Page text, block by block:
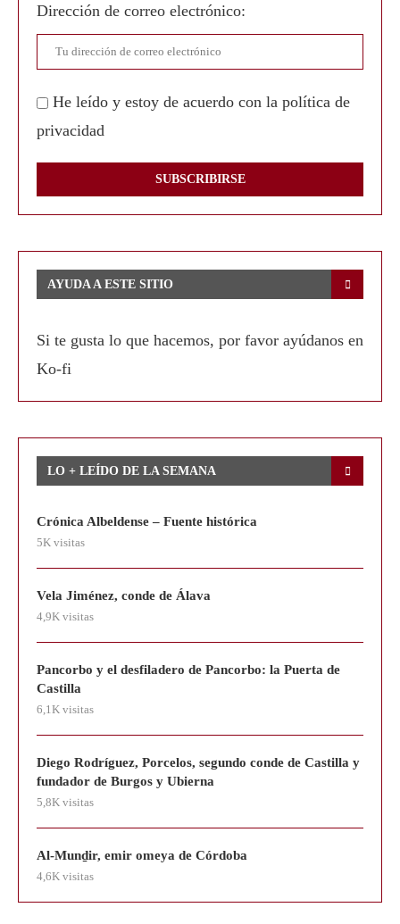
Dirección de correo electrónico:
He leído y estoy de acuerdo con la política de
privacidad
AYUDA A ESTE SITIO
Si te gusta lo que hacemos, por favor ayúdanos en
Ko-fi
LO + LEÍDO DE LA SEMANA
Crónica Albeldense – Fuente histórica
5K visitas
Vela Jiménez, conde de Álava
4,9K visitas
Pancorbo y el desfiladero de Pancorbo: la Puerta de
Castilla
6,1K visitas
Diego Rodríguez, Porcelos, segundo conde de Castilla y
fundador de Burgos y Ubierna
5,8K visitas
Al-Munḏir, emir omeya de Córdoba
4,6K visitas